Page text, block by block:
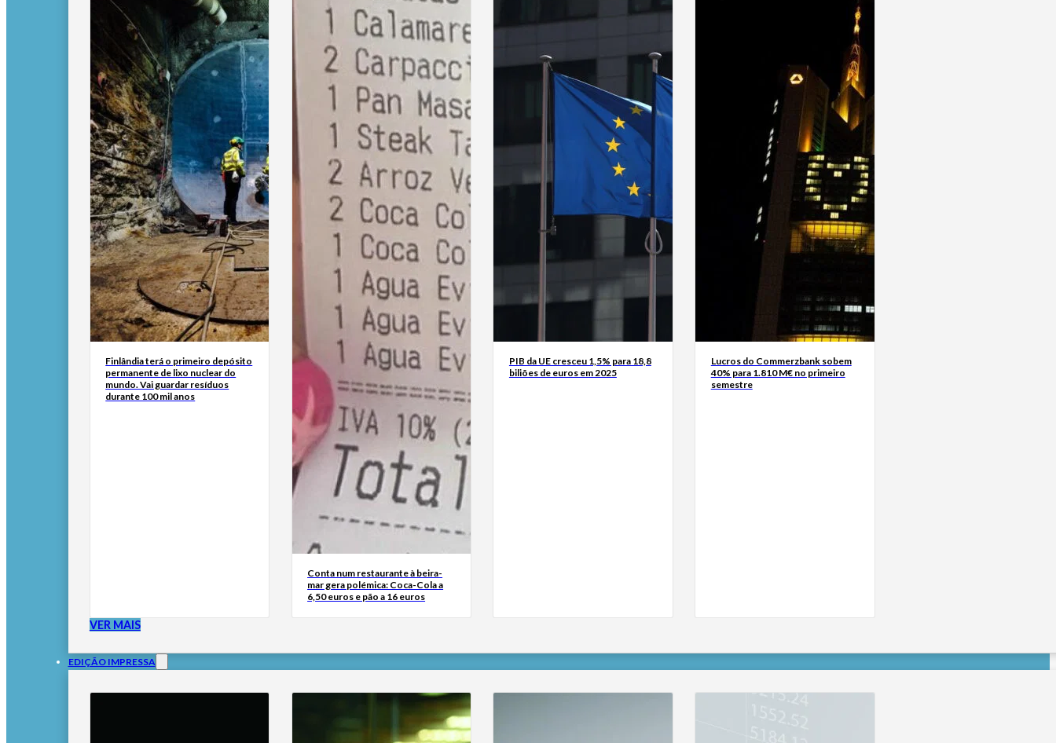
Finlândia terá o primeiro depósito
permanente de lixo nuclear do
mundo. Vai guardar resíduos
durante 100 mil anos
Conta num restaurante à beira-
mar gera polémica: Coca-Cola a
6,50 euros e pão a 16 euros
PIB da UE cresceu 1,5% para 18,8
biliões de euros em 2025
Lucros do Commerzbank sobem
40% para 1.810 M€ no primeiro
semestre
VER MAIS
EDIÇÃO IMPRESSA